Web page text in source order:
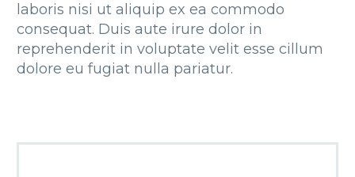
laboris nisi ut aliquip ex ea commodo
consequat. Duis aute irure dolor in
reprehenderit in voluptate velit esse cillum
dolore eu fugiat nulla pariatur.